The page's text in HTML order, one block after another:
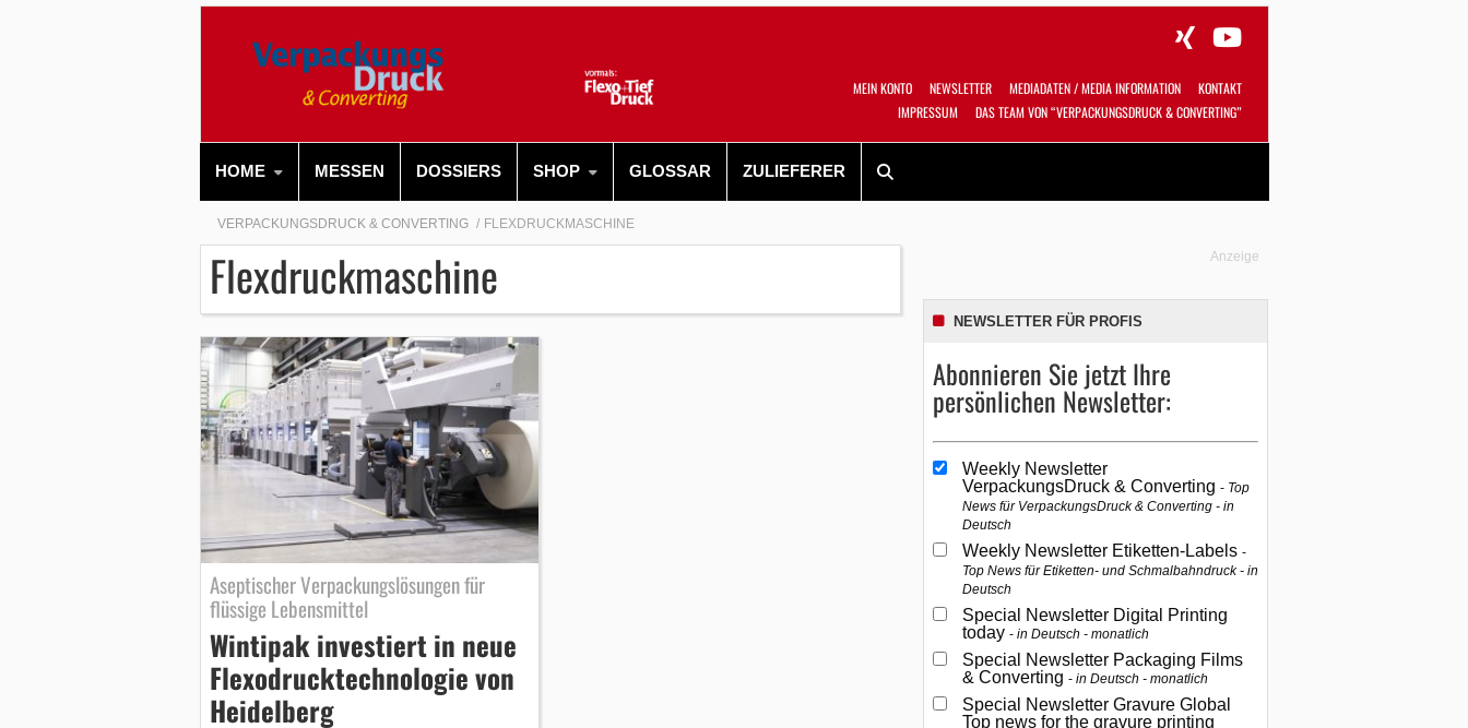
MEIN KONTO NEWSLETTER MEDIADATEN / MEDIA INFORMATION
KONTAKT
IMPRESSUM
DAS TEAM VON “VERPACKUNGSDRUCK & CONVERTING”
HOME MESSEN DOSSIERS SHOP GLOSSAR ZULIEFERER
VERPACKUNGSDRUCK & CONVERTING FLEXDRUCKMASCHINE
Flexdruckmaschine
Aseptischer Verpackungslösungen für
flüssige Lebensmittel
Wintipak investiert in neue
Flexodrucktechnologie von
Heidelberg
Anzeige
NEWSLETTER FÜR PROFIS
Abonnieren Sie jetzt Ihre
persönlichen Newsletter:
Weekly Newsletter
VerpackungsDruck & Converting Top
News für VerpackungsDruck & Converting - in
Deutsch
Weekly Newsletter Etiketten-Labels
Top News für Etiketten- und Schmalbahndruck - in
Deutsch
Special Newsletter Digital Printing
today in Deutsch - monatlich
Special Newsletter Packaging Films
& Converting in Deutsch - monatlich
Special Newsletter Gravure Global
Top news for the gravure printing